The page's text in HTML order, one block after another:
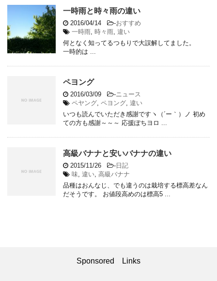
一時雨と時々雨の違い
2016/04/14 -おすすめ
一時雨 時々雨 違い
何となく知ってるつもりで大誤解してました。
一時的は ...
ペヨング
2016/03/09 -ニュース
ペヤング ペヨング 違い
いつも読んでいただき感謝ですヽ（´ー｀）ノ 初め
ての方も感謝～～～ 応援ぽちヨロ ...
高級バナナと安いバナナの違い
2015/11/26 - 日記
味 違い 高級バナナ
品種はおんなじ、でも違うのは栽培する標高差なん
だそうです。 お値段高めのは標高5 ...
Sponsored Links